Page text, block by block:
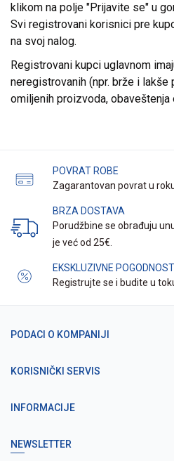
klikom na polje "Prijavite se" u
Svi registrovani korisnici pre
na svoj nalog.
Registrovani kupci uglavnom
neregistrovanih (npr. brže i lakše
omiljenih proizvoda, obaveštenja
POVRAT ROBE
Zagarantovan povrat u
BRZA DOSTAVA
Porudžbine se obrađuju
je već od 25€.
EKSKLUZIVNE POGODNOSTI
Registrujte se i budite u
PODACI O KOMPANIJI
KORISNIČKI SERVIS
INFORMACIJE
NEWSLETTER